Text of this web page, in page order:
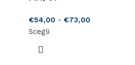
€54,00 - €73,00
Scegli